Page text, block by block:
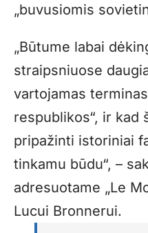
„buvusiomis
„Būtume labai
straipsniuose
vartojamas
respublikos“, ir kad
pripažinti istoriniai
tinkamu būdu“, –
adresuotame „Le
Lucui Bronnerui.